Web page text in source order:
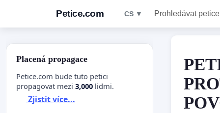
Petice.com CS ▼ Prohledávat petice
Placená propagace
Petice.com bude tuto petici
propagovat mezi 3,000 lidmi.
Zjistit více...